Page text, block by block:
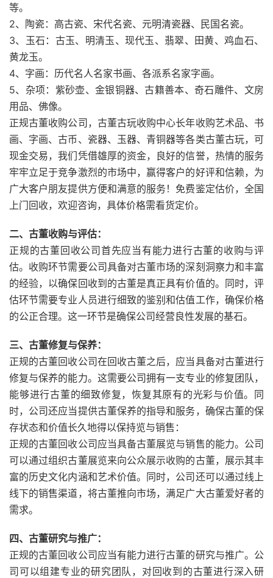
等。
2、陶瓷：高古瓷、宋代名瓷、元明清瓷器、民国名瓷。
3、玉石：古玉、明清玉、现代玉、翡翠、田黄、鸡血石、
黄龙玉。
4、字画：历代名人名家书画、各派系名家字画。
5、杂项：紫砂壶、金银铜器、古籍善本、奇石雕件、文房
用品、佛像。
正规古董收购公司，古董古玩收购中心长年收购艺术品、书
画、字画、古币、瓷器、玉器、青铜器等各类古董古玩，可
现金交易，我们凭借雄厚的资金，良好的信誉，热情的服务
牢牢立足于竞争激烈的市场中，赢得客户的好评和信赖，为
广大客户朋友提供方便和满意的服务！免费鉴定估价，全国
上门回收，欢迎咨询，具体价格需看货定价。
二、古董收购与评估：
正规的古董回收公司首先应当有能力进行古董的收购与评
估。收购环节需要公司具备对古董市场的深刻洞察力和丰富
的经验，以确保回收到的古董是真正具有价值的。同时，评
估环节需要专业人员进行细致的鉴别和估值工作，确保价格
的公正合理。这一环节是确保公司经营良性发展的基石。
三、古董修复与保养：
正规的古董回收公司在回收古董之后，应当具备对古董进行
修复与保养的能力。这需要公司拥有一支专业的修复团队，
能够进行古董的细致修复，恢复其原有的光彩与价值。同
时，公司还应当提供古董保养的指导和服务，确保古董的保
存状态和价值长久地得以保持览与销售：
正规的古董回收公司应当具备古董展览与销售的能力。公司
可以通过组织古董展览来向公众展示收购的古董，展示其丰
富的历史文化内涵和艺术价值。同时，公司还可以通过线上
线下的销售渠道，将古董推向市场，满足广大古董爱好者的
需求。
四、古董研究与推广：
正规的古董回收公司应当有能力进行古董的研究与推广。公
司可以组建专业的研究团队，对回收到的古董进行深入研